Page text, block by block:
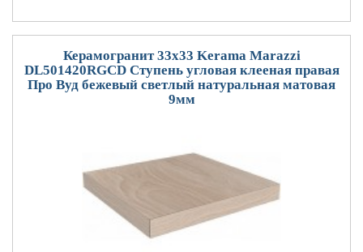
Керамогранит 33x33 Kerama Marazzi
DL501420RGCD Ступень угловая клееная правая
Про Вуд бежевый светлый натуральная матовая
9мм